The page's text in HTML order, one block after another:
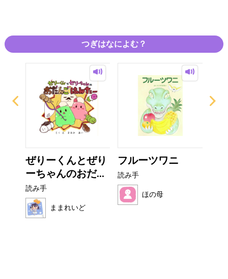
つぎはなによむ？
ぜりーくんとぜり
ーちゃんのおだ...
読み手
ままれいど
フルーツワニ
読み手
ほの母